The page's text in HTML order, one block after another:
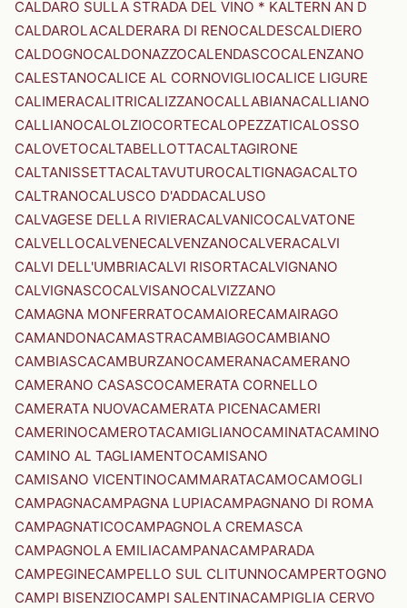
CALDARO SULLA STRADA DEL VINO * KALTERN AN D
CALDAROLACALDERARA DI RENOCALDESCALDIERO
CALDOGNOCALDONAZZOCALENDASCOCALENZANO
CALESTANOCALICE AL CORNOVIGLIOCALICE LIGURE
CALIMERACALITRICALIZZANOCALLABIANACALLIANO
CALLIANOCALOLZIOCORTECALOPEZZATICALOSSO
CALOVETOCALTABELLOTTACALTAGIRONE
CALTANISSETTACALTAVUTUROCALTIGNAGACALTO
CALTRANOCALUSCO D'ADDACALUSO
CALVAGESE DELLA RIVIERACALVANICOCALVATONE
CALVELLOCALVENECALVENZANOCALVERACALVI
CALVI DELL'UMBRIACALVI RISORTACALVIGNANO
CALVIGNASCOCALVISANOCALVIZZANO
CAMAGNA MONFERRATOCAMAIORECAMAIRAGO
CAMANDONACAMASTRACAMBIAGOCAMBIANO
CAMBIASCACAMBURZANOCAMERANACAMERANO
CAMERANO CASASCOCAMERATA CORNELLO
CAMERATA NUOVACAMERATA PICENACAMERI
CAMERINOCAMEROTACAMIGLIANOCAMINATACAMINO
CAMINO AL TAGLIAMENTOCAMISANO
CAMISANO VICENTINOCAMMARATACAMOCAMOGLI
CAMPAGNACAMPAGNA LUPIACAMPAGNANO DI ROMA
CAMPAGNATICOCAMPAGNOLA CREMASCA
CAMPAGNOLA EMILIACAMPANACAMPARADA
CAMPEGINECAMPELLO SUL CLITUNNOCAMPERTOGNO
CAMPI BISENZIOCAMPI SALENTINACAMPIGLIA CERVO